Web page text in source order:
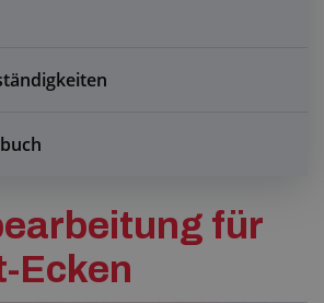
für
Ecken